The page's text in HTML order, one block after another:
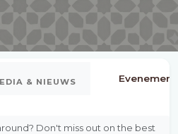
& NIEUWS
Don't miss out on the best